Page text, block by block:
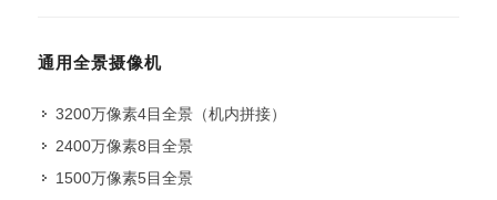
通用全景摄像机
3200万像素4目全景（机内拼接）
2400万像素8目全景
1500万像素5目全景